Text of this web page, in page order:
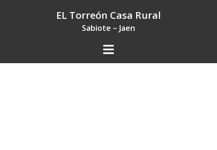
EL Torreón Casa Rural
Sabiote – Jaen